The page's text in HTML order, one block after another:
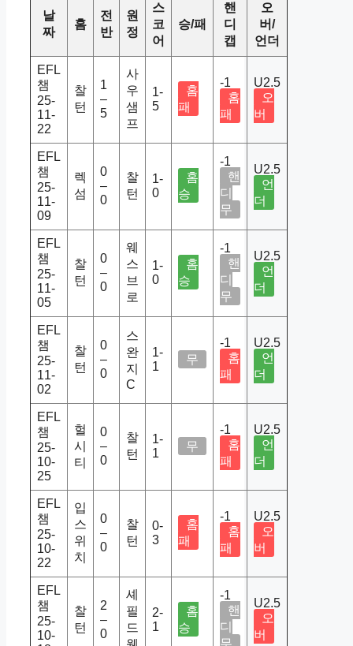
날
짜
홈
전
반
원
정
스
코
어
승/패
핸
디
캡
오
버/
언더
EFL
챔
25-
11-
22
찰
턴
1
–
5
사
우
샘
프
1-
5
홈
패
-1
홈
패
U2.5
오
버
EFL
챔
25-
11-
09
렉
섬
0
–
0
찰
턴
1-
0
홈
승
-1
핸
디
무
U2.5
언
더
EFL
챔
25-
11-
05
찰
턴
0
–
0
웨
스
브
로
1-
0
홈
승
-1
핸
디
무
U2.5
언
더
EFL
챔
25-
11-
02
찰
턴
0
–
0
스
완
지
C
1-
1
무
-1
홈
패
U2.5
언
더
EFL
챔
25-
10-
25
헐
시
티
0
–
0
찰
턴
1-
1
무
-1
홈
패
U2.5
언
더
EFL
챔
25-
10-
22
입
스
위
치
0
–
0
찰
턴
0-
3
홈
패
-1
홈
패
U2.5
오
버
EFL
챔
25-
10-
찰
턴
2
–
0
셰
필
드
2-
1
홈
승
-1
핸
디
무
U2.5
오
버